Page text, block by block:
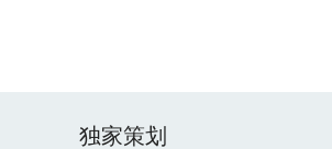
独家策划